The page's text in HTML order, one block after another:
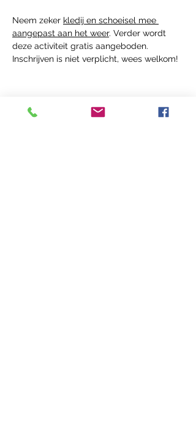
Neem zeker kledij en schoeisel mee
aangepast aan het weer. Verder wordt
deze activiteit gratis aangeboden.
Inschrijven is niet verplicht, wees welkom!